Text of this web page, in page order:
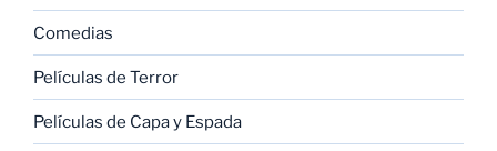
Comedias
Películas de Terror
Películas de Capa y Espada